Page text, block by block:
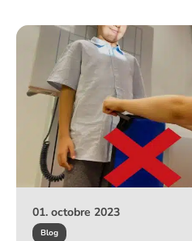
01. octobre 2023
Blog